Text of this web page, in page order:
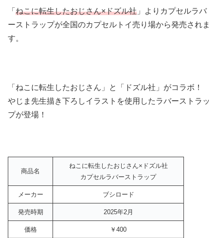
「 ねこに転生したおじさん×ドズル社 」よりカプセルラバ
ーストラップが全国のカプセルトイ売り場から発売されま
す。
「ねこに転生したおじさん」と「ドズル社」がコラボ！
やじま先生描き下ろしイラストを使用したラバーストラッ
プが登場！
商品名
ねこに転生したおじさん×ドズル社
カプセルラバーストラップ
メーカー ブシロード
発売時期 2025年2月
価格 ￥400